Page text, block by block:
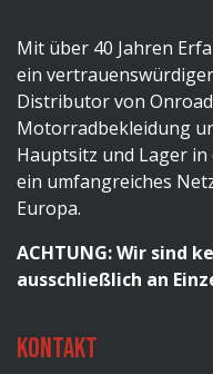
Mit über 40 Jahren
ein
Distributor von
Motorradbekleidung
Hauptsitz und Lager
ein umfangreiches
Europa.
ACHTUNG: Wir sind
ausschließlich an
Kontakt